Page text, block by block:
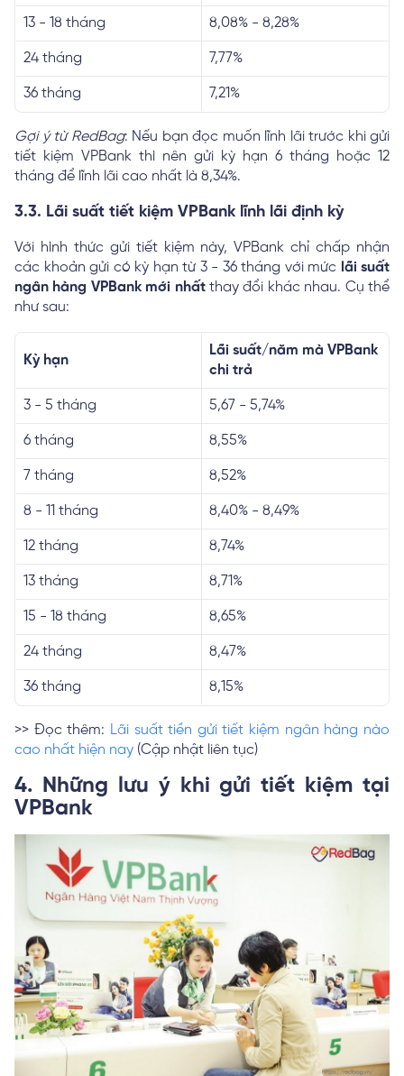
13 - 18 tháng 8,08% - 8,28%
24 tháng 7,77%
36 tháng 7,21%
Gợi ý từ RedBag: Nếu bạn đọc muốn lĩnh lãi trước khi gửi
tiết kiệm VPBank thì nên gửi kỳ hạn 6 tháng hoặc 12
tháng để lĩnh lãi cao nhất là 8,34%.
3.3. Lãi suất tiết kiệm VPBank lĩnh lãi định kỳ
Với hình thức gửi tiết kiệm này, VPBank chỉ chấp nhận
các khoản gửi có kỳ hạn từ 3 - 36 tháng với mức lãi suất
ngân hàng VPBank mới nhấtthay đổi khác nhau. Cụ thể
như sau:
Kỳ hạn
Lãi suất/năm mà VPBank
chi trả
3 - 5 tháng 5,67 - 5,74%
6 tháng 8,55%
7 tháng 8,52%
8 - 11 tháng 8,40% - 8,49%
12 tháng 8,74%
13 tháng 8,71%
15 - 18 tháng 8,65%
24 tháng 8,47%
36 tháng 8,15%
>> Đọc thêm: Lãi suất tiền gửi tiết kiệm ngân hàng nào
cao nhất hiện nay (Cập nhật liên tục)
4. Những lưu ý khi gửi tiết kiệm tại
VPBank